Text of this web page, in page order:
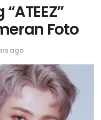
Foto
ago